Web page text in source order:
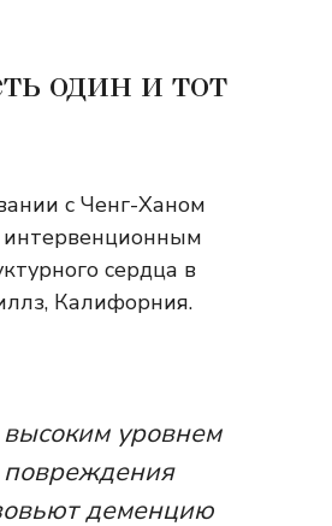
один и тот
с Ченг-Ханом
сердца в
Калифорния.
уровнем
деменцию